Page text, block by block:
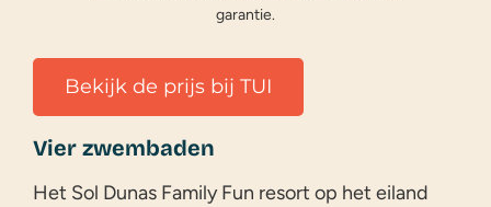
garantie.
Bekijk de prijs bij TUI
Vier zwembaden
Het Sol Dunas Family Fun resort op het eiland